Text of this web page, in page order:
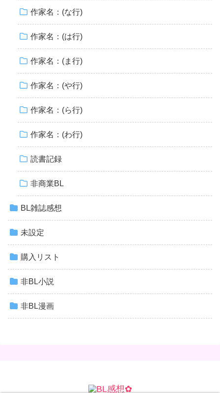
作家名：(な行)
作家名：(は行)
作家名：(ま行)
作家名：(や行)
作家名：(ら行)
作家名：(わ行)
読書記録
非商業BL
BL雑誌感想
未設定
購入リスト
非BL小説
非BL漫画